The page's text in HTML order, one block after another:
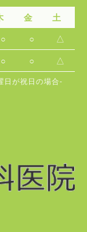
金
土
○ ○
△
○ ○ △
が祝日の場合-